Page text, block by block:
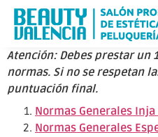
Atención: Debes prestar un
normas. Si no se respetan
puntuación final.
Normas Generales
Normas Generales